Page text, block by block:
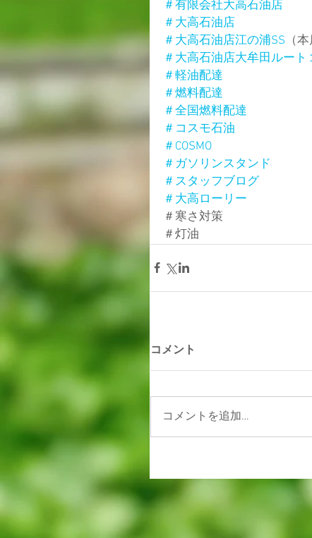
＃有限会社大高石油店
＃大高石油店
＃大高石油店江の浦SS （本
＃大高石油店大牟田ルート
＃軽油配達
＃燃料配達
＃全国燃料配達
＃コスモ石油
＃COSMO
＃ガソリンスタンド
＃スタッフブログ
＃大高ローリー
＃寒さ対策
＃灯油
コメント
コメントを追加…